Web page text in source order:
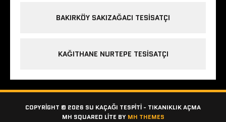
BAKIRKÖY SAKIZAĞACI TESISATÇI
KAĞITHANE NURTEPE TESISATÇI
COPYRIGHT © 2026 SU KAÇAĞI TESPITI - TIKANIKLIK AÇMA
MH SQUARED LITE BY MH THEMES